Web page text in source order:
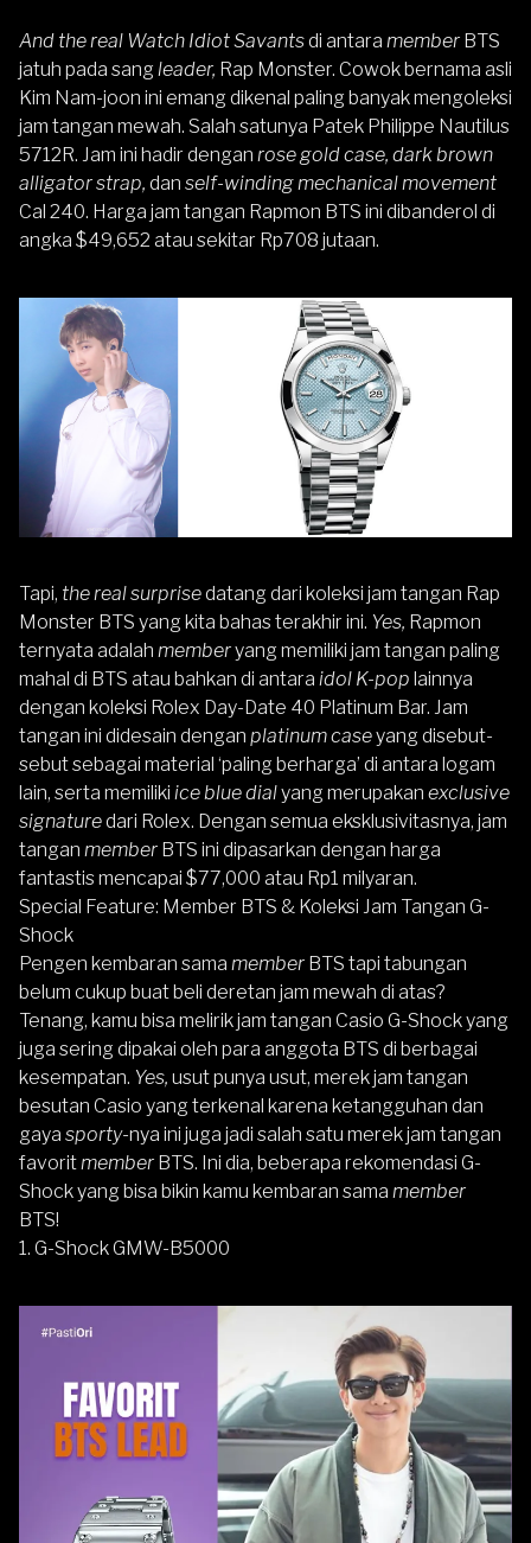
And the real Watch Idiot Savantsdi antara member BTS
jatuh pada sang leader, Rap Monster. Cowok bernama asli
Kim Nam-joon ini emang dikenal paling banyak mengoleksi
jam tangan mewah. Salah satunya Patek Philippe Nautilus
5712R. Jam ini hadir dengan rose gold case, dark brown
alligator strap, dan self-winding mechanical movement
Cal 240. Harga jam tangan Rapmon BTS ini dibanderol di
angka $49,652 atau sekitar Rp708 jutaan.
Tapi, the real surprisedatang dari koleksi jam tangan Rap
Monster BTS yang kita bahas terakhir ini. Yes, Rapmon
ternyata adalah memberyang memiliki jam tangan paling
mahal di BTS atau bahkan di antara idol K-pop lainnya
dengan koleksi Rolex Day-Date 40 Platinum Bar. Jam
tangan ini didesain dengan platinum caseyang disebut-
sebut sebagai material ‘paling berharga’ di antara logam
lain, serta memiliki ice blue dialyang merupakan exclusive
signaturedari Rolex. Dengan semua eksklusivitasnya, jam
tangan member BTS ini dipasarkan dengan harga
fantastis mencapai $77,000 atau Rp1 milyaran.
Special Feature: Member BTS & Koleksi Jam Tangan G-
Shock
Pengen kembaran sama member BTS tapi tabungan
belum cukup buat beli deretan jam mewah di atas?
Tenang, kamu bisa melirikjam tangan Casio G-Shockyang
juga sering dipakai oleh para anggota BTS di berbagai
kesempatan. Yes, usut punya usut, merek jam tangan
besutan Casio yang terkenal karena ketangguhan dan
gaya sporty-nya ini juga jadi salah satu merek jam tangan
favorit member BTS. Ini dia, beberapa rekomendasi G-
Shock yang bisa bikin kamu kembaran sama member
BTS!
1. G-Shock GMW-B5000